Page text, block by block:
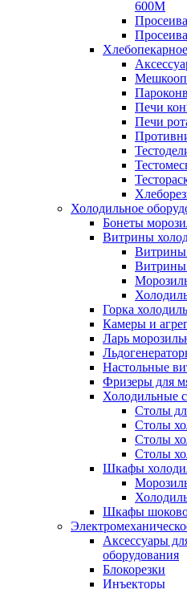
600М
Печи
Печи
Холодильное
Бонеты
Витрины
Витрины
Витрины
Горка
Камеры и
Ларь
Настольные
Фризеры для
Холодильные
Столы
Столы
Столы
Столы
Шкафы
Шкафы
Аксессуары
оборудования
Блокорезки
Инъекторы